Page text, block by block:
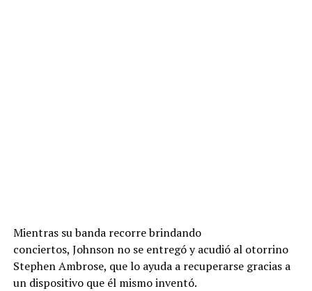
Mientras su banda recorre brindando
conciertos, Johnson no se entregó y acudió al otorrino
Stephen Ambrose, que lo ayuda a recuperarse gracias a
un dispositivo que él mismo inventó.